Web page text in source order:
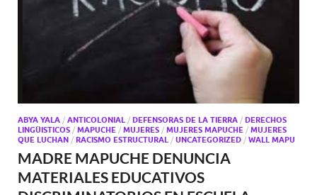
ABYA YALA / ANTICOLONIAL / DEFENSORAS DE LA TIERRA / DERECHOS
LINGÜISTICOS / MAPUCHE / MUJERES / MUJERES MAPUCHE / MUJERES
QUE LUCHAN / RACISMO ESTRUCTURAL / UNCATEGORIZED / WALL MAPU
MADRE MAPUCHE DENUNCIA
MATERIALES EDUCATIVOS